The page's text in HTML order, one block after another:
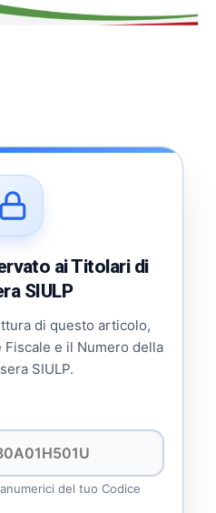
ai Titolari di
SIULP
di questo articolo,
e il Numero della
SIULP.
del tuo Codice